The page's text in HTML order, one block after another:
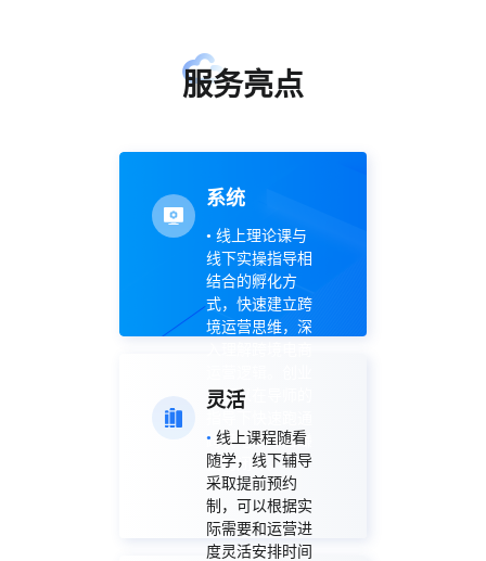
服务亮点
系统
• 线上理论课与
线下实操指导相
结合的孵化方
式，快速建立跨
境运营思维，深
者可以在导师的
跨境电商开店赚
钱的闭环。
灵活
• 线上课程随看
随学，线下辅导
采取提前预约
制，可以根据实
际需要和运营进
度灵活安排时间